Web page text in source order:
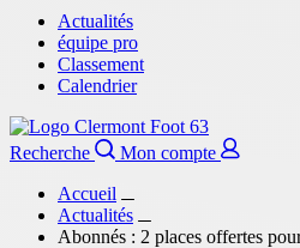
Actualités
équipe pro
Classement
Calendrier
Recherche
Mon compte
Accueil
Actualités
Abonnés : 2 places offertes